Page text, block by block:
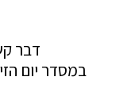
דבר
במסדר יום